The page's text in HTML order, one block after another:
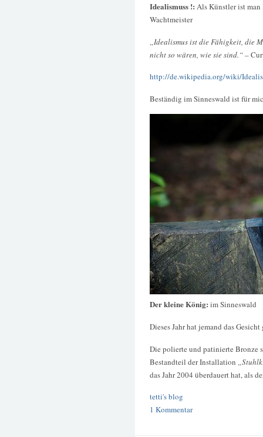
Idealismuss !: Als Künstler ist
Wachtmeister
„Idealismus ist die Fähigkeit, die
nicht so wären, wie sie sind.“–
http://de.wikipedia.org/wiki/
Beständig im Sinneswald ist für
Der kleine König: im Sinneswald
Dieses Jahr hat jemand das
Die polierte und patinierte Bronze
Bestandteil der Installation
das Jahr 2004 überdauert hat, als
tetti's blog
1 Kommentar